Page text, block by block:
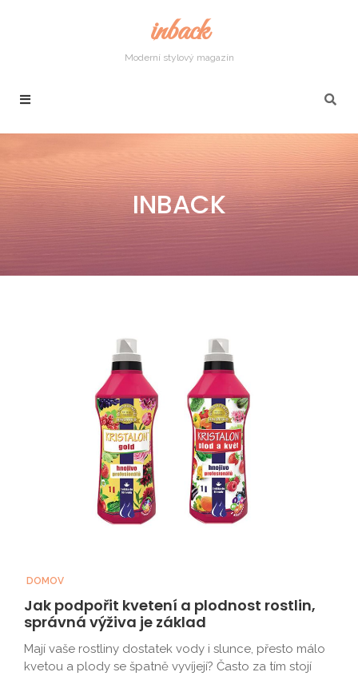
inback
Moderní stylový magazín
INBACK
DOMOV
Jak podpořit kvetení a plodnost rostlin,
správná výživa je základ
Mají vaše rostliny dostatek vody i slunce, přesto málo
kvetou a plody se špatně vyvíjejí? Často za tím stojí